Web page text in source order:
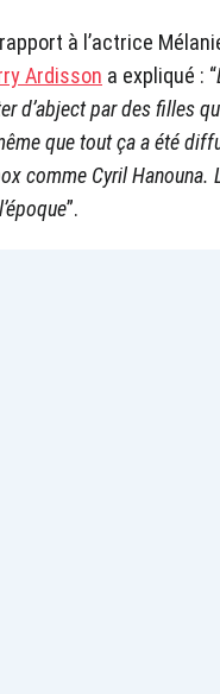
à l’actrice
Ardisson a expliqué : “
d’abject par des filles
que tout ça a été
comme Cyril Hanouna.
”.